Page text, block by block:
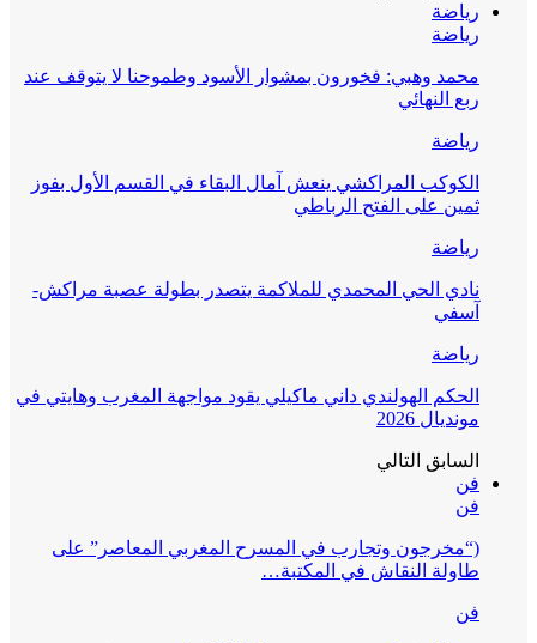
رياضة
رياضة
محمد وهبي: فخورون بمشوار الأسود وطموحنا لا يتوقف عند
ربع النهائي
رياضة
الكوكب المراكشي ينعش آمال البقاء في القسم الأول بفوز
ثمين على الفتح الرباطي
رياضة
نادي الحي المحمدي للملاكمة يتصدر بطولة عصبة مراكش-
آسفي
رياضة
الحكم الهولندي داني ماكيلي يقود مواجهة المغرب وهايتي في
مونديال 2026
السابق التالي
فن
فن
(“مخرجون وتجارب في المسرح المغربي المعاصر” على
طاولة النقاش في المكتبة…
فن